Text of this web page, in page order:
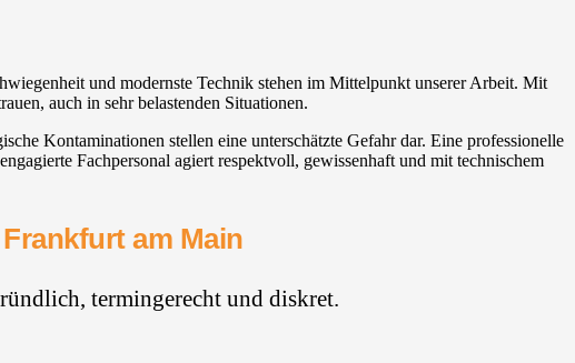
und modernste Technik stehen im Mittelpunkt unserer Arbeit. Mit
auch in sehr belastenden Situationen.
Kontaminationen stellen eine unterschätzte Gefahr dar. Eine professionelle
Fachpersonal agiert respektvoll, gewissenhaft und mit technischem
am Main
termingerecht und diskret.